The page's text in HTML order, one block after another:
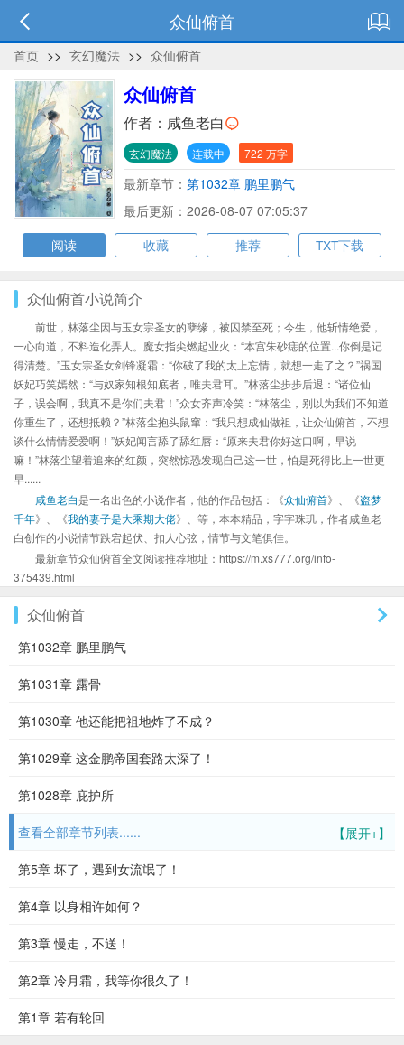
众仙俯首
首页 >> 玄幻魔法 >> 众仙俯首
众仙俯首
作者： 咸鱼老白
玄幻魔法 连载中 722 万字
最新章节： 第1032章 鹏里鹏气
最后更新：2026-08-07 07:05:37
阅读
收藏 推荐 TXT下载
众仙俯首小说简介
前世，林落尘因与玉女宗圣女的孽缘，被囚禁至死；今生，他斩情绝爱，
一心向道，不料造化弄人。魔女指尖燃起业火：“本宫朱砂痣的位置...你倒是记
得清楚。”玉女宗圣女剑锋凝霜：“你破了我的太上忘情，就想一走了之？”祸国
妖妃巧笑嫣然：“与奴家知根知底者，唯夫君耳。”林落尘步步后退：“诸位仙
子，误会啊，我真不是你们夫君！”众女齐声冷笑：“林落尘，别以为我们不知道
你重生了，还想抵赖？”林落尘抱头鼠窜：“我只想成仙做祖，让众仙俯首，不想
谈什么情情爱爱啊！”妖妃闻言舔了舔红唇：“原来夫君你好这口啊，早说
嘛！”林落尘望着追来的红颜，突然惊恐发现自己这一世，怕是死得比上一世更
早......
咸鱼老白是一名出色的小说作者，他的作品包括：《众仙俯首》、《盗梦
千年》、《我的妻子是大乘期大佬》、等，本本精品，字字珠玑，作者咸鱼老
白创作的小说情节跌宕起伏、扣人心弦，情节与文笔俱佳。
最新章节众仙俯首全文阅读推荐地址：https://m.xs777.org/info-
375439.html
众仙俯首
第1032章 鹏里鹏气
第1031章 露骨
第1030章 他还能把祖地炸了不成？
第1029章 这金鹏帝国套路太深了！
第1028章 庇护所
【展开+】
查看全部章节列表......
第5章 坏了，遇到女流氓了！
第4章 以身相许如何？
第3章 慢走，不送！
第2章 冷月霜，我等你很久了！
第1章 若有轮回